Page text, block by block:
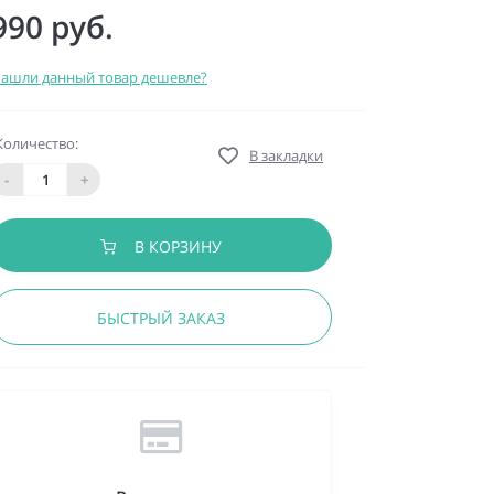
руб.
данный товар дешевле?
-
+
В закладки
В КОРЗИНУ
БЫСТРЫЙ ЗАКАЗ